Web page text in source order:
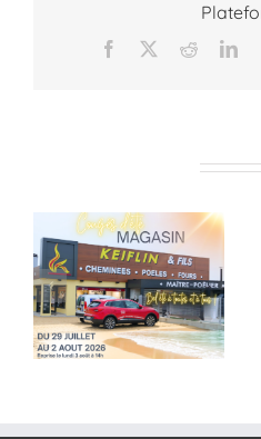
Facebook Reddit
Pause estivale
pour nos équipes
techniques